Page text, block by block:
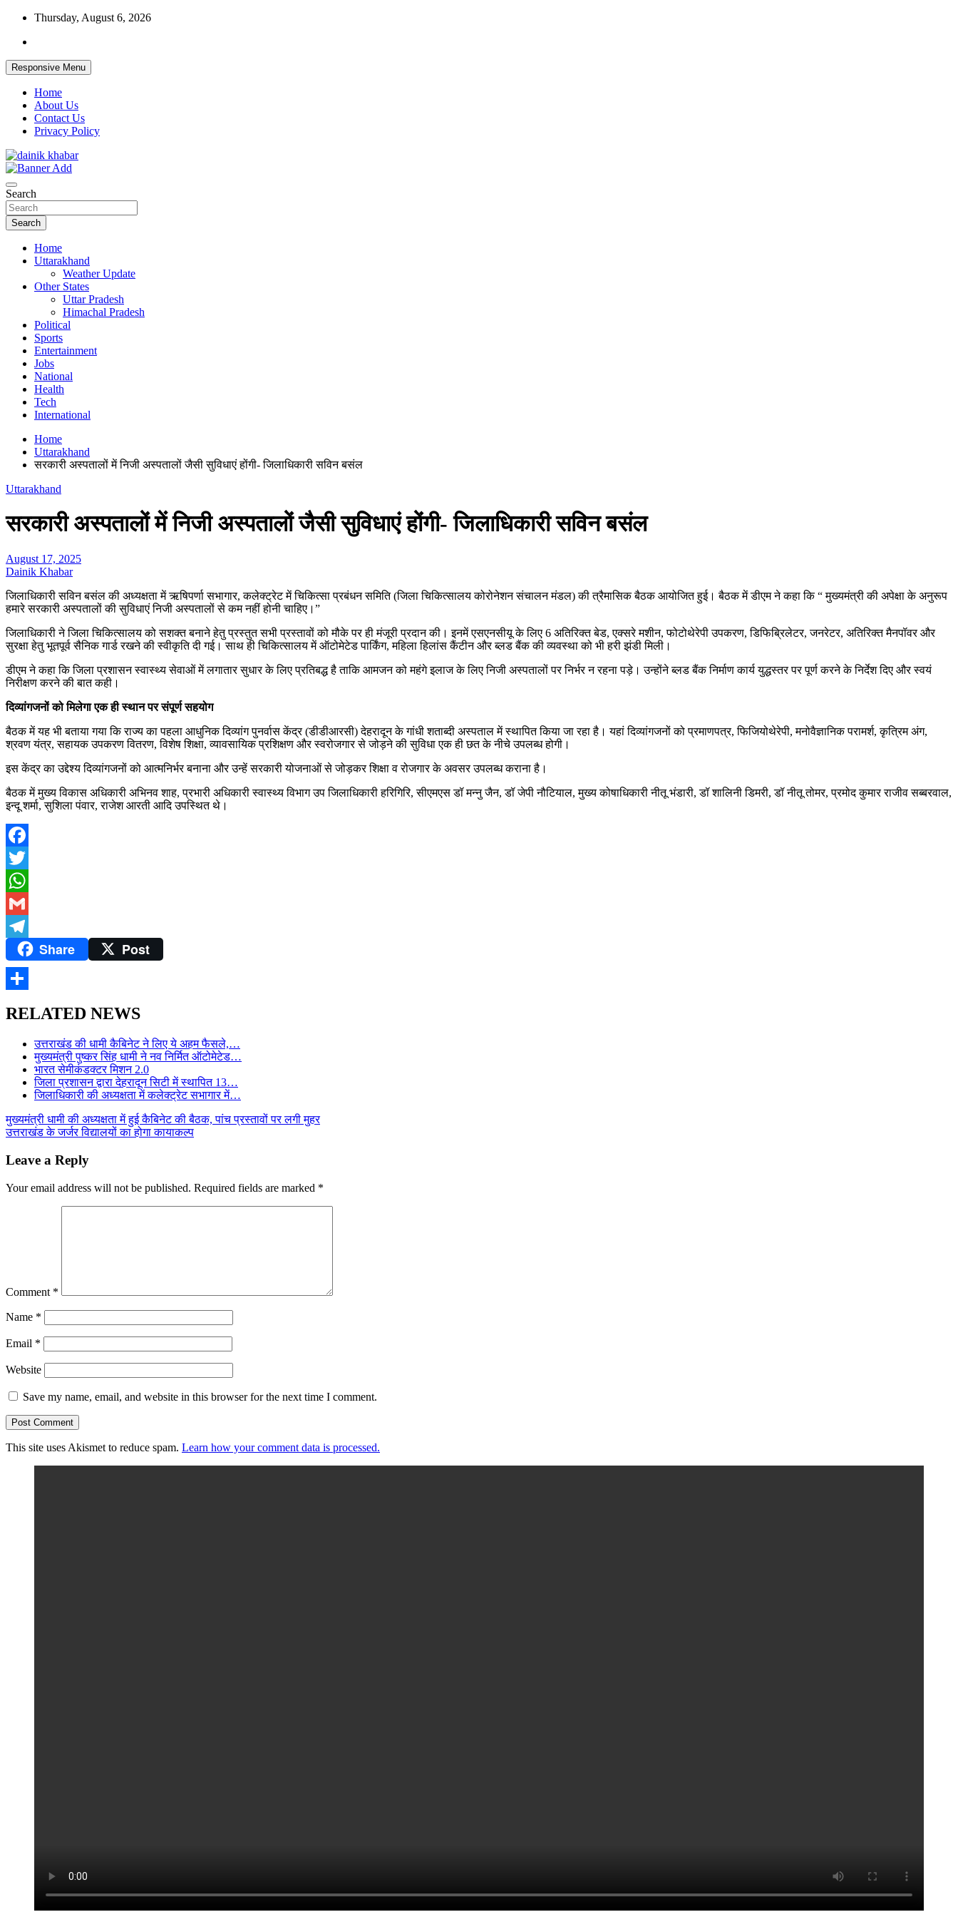
Skip
content
Thursday, August 6, 2026
Responsive Menu
Home
About Us
Contact Us
Privacy Policy
Dainikkhabar.in – Uttarakhand Daily Hindi News Website
Search
Search
Home
Uttarakhand
Weather Update
Other States
Uttar Pradesh
Himachal Pradesh
Political
Sports
Entertainment
Jobs
National
Health
Tech
International
Home
Uttarakhand
सरकारी अस्पतालों में निजी अस्पतालों जैसी सुविधाएं होंगी- जिलाधिकारी सविन बसंल
Uttarakhand
सरकारी अस्पतालों में निजी अस्पतालों जैसी सुविधाएं होंगी- जिलाधिकारी सविन बसंल
August 17, 2025
Dainik Khabar
जिलाधिकारी सविन बसंल की अध्यक्षता में ऋषिपर्णा सभागार, कलेक्ट्रेट में चिकित्सा प्रबंधन समिति (जिला चिकित्सालय कोरोनेशन संचालन मंडल) की त्रैमासिक बैठक आयोजित हुई। बैठक में डीएम ने कहा कि “ मुख्यमंत्री की अपेक्षा के अनुरूप
हमारे सरकारी अस्पतालों की सुविधाएं निजी अस्पतालों से कम नहीं होनी चाहिए।”
जिलाधिकारी ने जिला चिकित्सालय को सशक्त बनाने हेतु प्रस्तुत सभी प्रस्तावों को मौके पर ही मंजूरी प्रदान की। इनमें एसएनसीयू के लिए 6 अतिरिक्त बेड, एक्सरे मशीन, फोटोथेरेपी उपकरण, डिफिब्रिलेटर, जनरेटर, अतिरिक्त मैनपॉवर और
सुरक्षा हेतु भूतपूर्व सैनिक गार्ड रखने की स्वीकृति दी गई। साथ ही चिकित्सालय में ऑटोमेटेड पार्किंग, महिला हिलांस कैंटीन और ब्लड बैंक की व्यवस्था को भी हरी झंडी मिली।
डीएम ने कहा कि जिला प्रशासन स्वास्थ्य सेवाओं में लगातार सुधार के लिए प्रतिबद्ध है ताकि आमजन को महंगे इलाज के लिए निजी अस्पतालों पर निर्भर न रहना पड़े। उन्होंने ब्लड बैंक निर्माण कार्य युद्धस्तर पर पूर्ण करने के निर्देश दिए और स्वयं
निरीक्षण करने की बात कही।
दिव्यांगजनों को मिलेगा एक ही स्थान पर संपूर्ण सहयोग
बैठक में यह भी बताया गया कि राज्य का पहला आधुनिक दिव्यांग पुनर्वास केंद्र (डीडीआरसी) देहरादून के गांधी शताब्दी अस्पताल में स्थापित किया जा रहा है। यहां दिव्यांगजनों को प्रमाणपत्र, फिजियोथेरेपी, मनोवैज्ञानिक परामर्श, कृत्रिम अंग,
श्रवण यंत्र, सहायक उपकरण वितरण, विशेष शिक्षा, व्यावसायिक प्रशिक्षण और स्वरोजगार से जोड़ने की सुविधा एक ही छत के नीचे उपलब्ध होगी।
इस केंद्र का उद्देश्य दिव्यांगजनों को आत्मनिर्भर बनाना और उन्हें सरकारी योजनाओं से जोड़कर शिक्षा व रोजगार के अवसर उपलब्ध कराना है।
बैठक में मुख्य विकास अधिकारी अभिनव शाह, प्रभारी अधिकारी स्वास्थ्य विभाग उप जिलाधिकारी हरिगिरि, सीएमएस डॉ मन्नु जैन, डॉ जेपी नौटियाल, मुख्य कोषाधिकारी नीतू भंडारी, डॉ शालिनी डिमरी, डॉ नीतू तोमर, प्रमोद कुमार राजीव सब्बरवाल,
इन्दू शर्मा, सुशिला पंवार, राजेश आरती आदि उपस्थित थे।
Facebook
Twitter
WhatsApp
Gmail
TelegramShare Post
RELATED NEWS
उत्तराखंड की धामी कैबिनेट ने लिए ये अहम फैसले,…
मुख्यमंत्री पुष्कर सिंह धामी ने नव निर्मित ऑटोमेटेड…
भारत सेमीकंडक्टर मिशन 2.0
जिला प्रशासन द्वारा देहरादून सिटी में स्थापित 13…
जिलाधिकारी की अध्यक्षता में कलेक्ट्रेट सभागार में…
Post
navigation
मुख्यमंत्री धामी की अध्यक्षता में हुई कैबिनेट की बैठक, पांच प्रस्तावों पर लगी मुहर
उत्तराखंड के जर्जर विद्यालयों का होगा कायाकल्प
Leave a Reply
Your email address will not be published. Required fields are marked *
Comment *
Name *
Email *
Website
Save my name, email, and website in this browser for the next time I comment.
This site uses Akismet to reduce spam. Learn how your comment data is processed.